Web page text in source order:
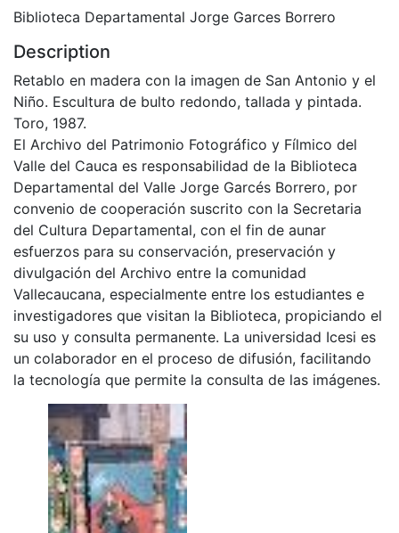
Biblioteca Departamental Jorge Garces Borrero
Description
Retablo en madera con la imagen de San Antonio y el
Niño. Escultura de bulto redondo, tallada y pintada.
Toro, 1987.
El Archivo del Patrimonio Fotográfico y Fílmico del
Valle del Cauca es responsabilidad de la Biblioteca
Departamental del Valle Jorge Garcés Borrero, por
convenio de cooperación suscrito con la Secretaria
del Cultura Departamental, con el fin de aunar
esfuerzos para su conservación, preservación y
divulgación del Archivo entre la comunidad
Vallecaucana, especialmente entre los estudiantes e
investigadores que visitan la Biblioteca, propiciando el
su uso y consulta permanente. La universidad Icesi es
un colaborador en el proceso de difusión, facilitando
la tecnología que permite la consulta de las imágenes.